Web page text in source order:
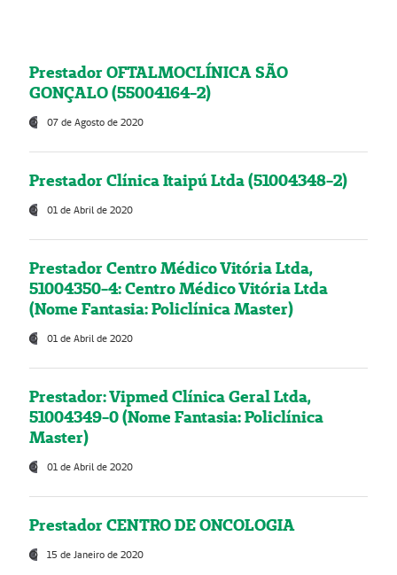
Prestador OFTALMOCLÍNICA SÃO
GONÇALO (55004164-2)
07 de Agosto de 2020
Prestador Clínica Itaipú Ltda (51004348-2)
01 de Abril de 2020
Prestador Centro Médico Vitória Ltda,
51004350-4: Centro Médico Vitória Ltda
(Nome Fantasia: Policlínica Master)
01 de Abril de 2020
Prestador: Vipmed Clínica Geral Ltda,
51004349-0 (Nome Fantasia: Policlínica
Master)
01 de Abril de 2020
Prestador CENTRO DE ONCOLOGIA
15 de Janeiro de 2020